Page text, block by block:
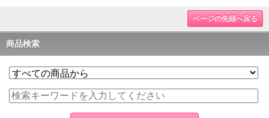
ページの先頭へ戻る
商品検索